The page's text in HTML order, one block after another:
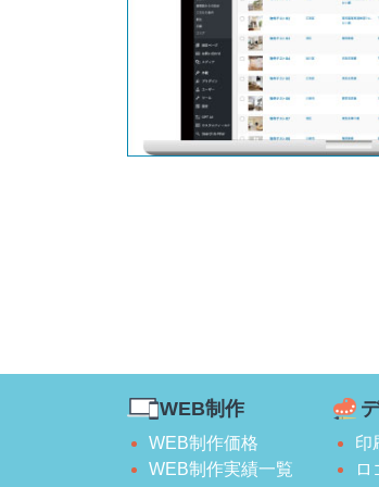
WEB制作
WEB制作価格
WEB制作実績一覧
印
ロ